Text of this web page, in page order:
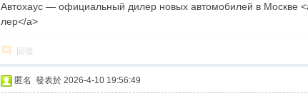
Автохаус — официальный дилер новых автомобилей в Москве
лер</a>
回復
匿名 發表於 2026-4-10 19:56:49